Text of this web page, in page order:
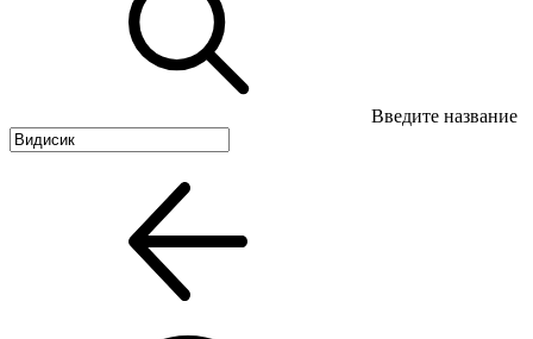
Введите название